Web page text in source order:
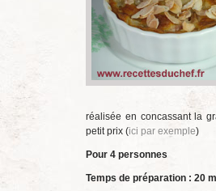
réalisée en concassant la
petit prix (ici par exemple)
Pour 4 personnes
Temps de préparation : 20